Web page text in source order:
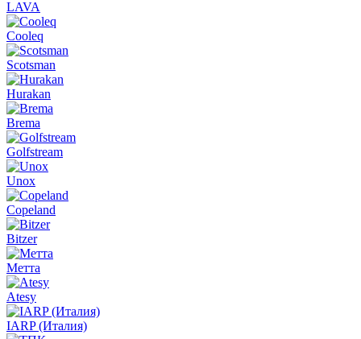
LAVA
Cooleq
Scotsman
Hurakan
Brema
Golfstream
Unox
Copeland
Bitzer
Метта
Atesy
IARP (Италия)